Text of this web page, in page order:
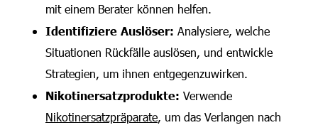
mit einem Berater können helfen.
Identifiziere Auslöser: Analysiere, welche
Situationen Rückfälle auslösen, und entwickle
Strategien, um ihnen entgegenzuwirken.
Nikotinersatzprodukte: Verwende
Nikotinersatzpräparate, um das Verlangen nach